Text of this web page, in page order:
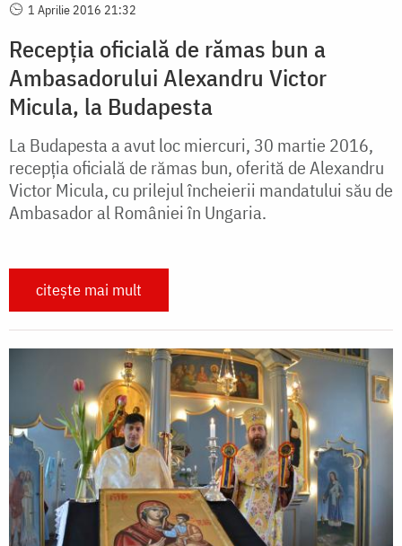
1 Aprilie 2016 21:32
Recepția oficială de rămas bun a
Ambasadorului Alexandru Victor
Micula, la Budapesta
La Budapesta a avut loc miercuri, 30 martie 2016,
recepția oficială de rămas bun, oferită de Alexandru
Victor Micula, cu prilejul încheierii mandatului său de
Ambasador al României în Ungaria.
citește mai mult